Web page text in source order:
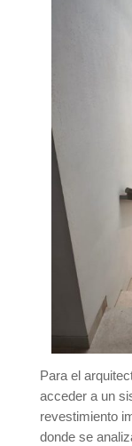
Para el
acceder a un
revestimiento
donde se